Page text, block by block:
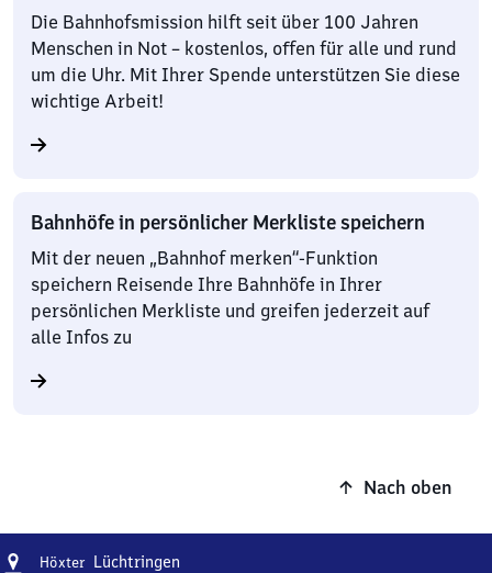
Die Bahnhofsmission hilft seit über 100 Jahren
Menschen in Not – kostenlos, offen für alle und rund
um die Uhr. Mit Ihrer Spende unterstützen Sie diese
wichtige Arbeit!
Bahnhöfe in persönlicher Merkliste speichern
Mit der neuen „Bahnhof merken“-Funktion
speichern Reisende Ihre Bahnhöfe in Ihrer
persönlichen Merkliste und greifen jederzeit auf
alle Infos zu
Nach oben
Adresse
Höxter LüchtringenHöxter-